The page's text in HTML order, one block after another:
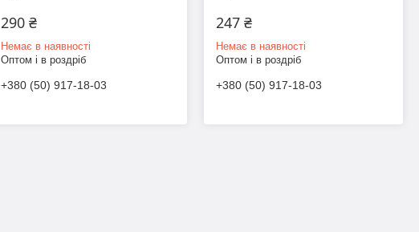
290 ₴
Немає в наявності
Оптом і в роздріб
+380 (50) 917-18-03
247 ₴
Немає в наявності
Оптом і в роздріб
+380 (50) 917-18-03